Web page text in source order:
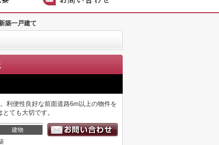
築一戸建て
利便性良好な前面道路6m以上の物件を
ても大切です。
建物